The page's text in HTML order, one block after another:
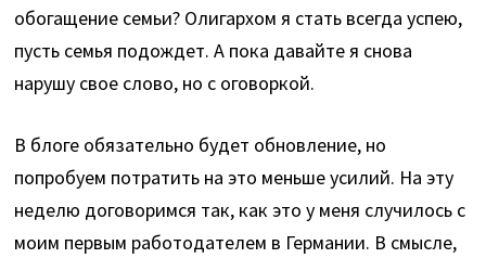
обогащение семьи? Олигархом я стать всегда успею,
пусть семья подождет. А пока давайте я снова
нарушу свое слово, но с оговоркой.
В блоге обязательно будет обновление, но
попробуем потратить на это меньше усилий. На эту
неделю договоримся так, как это у меня случилось с
моим первым работодателем в Германии. В смысле,